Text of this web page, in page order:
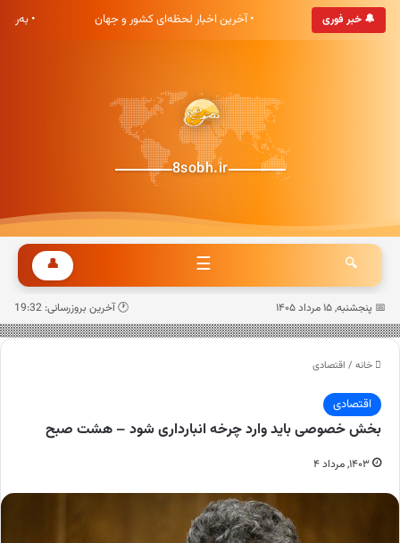
🔔 خبر فوری
صبح خوش آمدید • آخرین اخبار لحظه‌ای کشور و جهان •
8sobh.ir
🔍
☰
👤
📅 پنجشنبه, ۱۵ مرداد ۱۴۰۵ 🕐 آخرین بروزرسانی: 19:32
خانه / اقتصادی
اقتصادی
بخش خصوصی باید وارد چرخه انبارداری شود – هشت صبح
۱۴۰۳, مرداد ۴